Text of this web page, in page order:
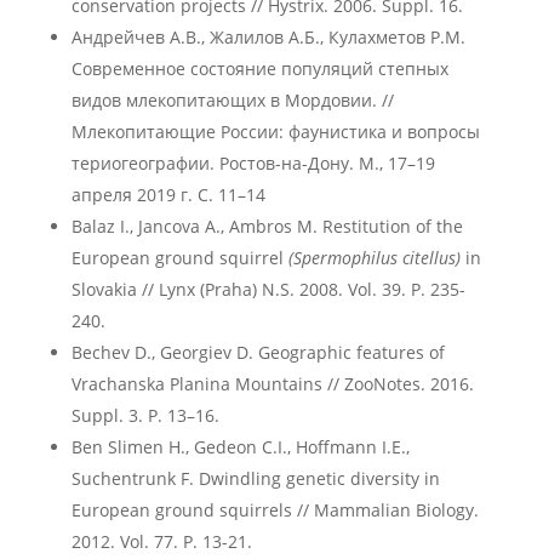
conservation projects // Hystrix. 2006. Suppl. 16.
Андрейчев А.В., Жалилов А.Б., Кулахметов Р.М.
Современное состояние популяций степных
видов млекопитающих в Мордовии. //
Млекопитающие России: фаунистика и вопросы
териогеографии. Ростов-на-Дону. М., 17–19
апреля 2019 г. С. 11–14
Balaz I., Jancova A., Ambros M. Restitution of the
European ground squirrel (Spermophilus citellus)in
Slovakia // Lynx (Praha) N.S. 2008. Vol. 39. P. 235-
240.
Bechev D., Georgiev D. Geographic features of
Vrachanska Planina Mountains // ZooNotes. 2016.
Suppl. 3. P. 13–16.
Ben Slimen H., Gedeon C.I., Hoffmann I.E.,
Suchentrunk F. Dwindling genetic diversity in
European ground squirrels // Mammalian Biology.
2012. Vol. 77. P. 13-21.